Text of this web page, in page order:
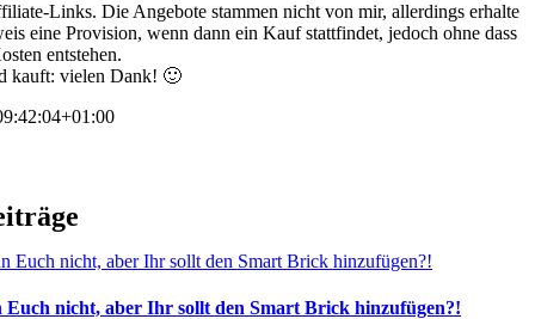
Links. Die Angebote stammen nicht von mir, allerdings erhalte
eine Provision, wenn dann ein Kauf stattfindet, jedoch ohne dass
entstehen.
kauft: vielen Dank! 🙂
nicht, aber Ihr sollt den Smart Brick hinzufügen?!